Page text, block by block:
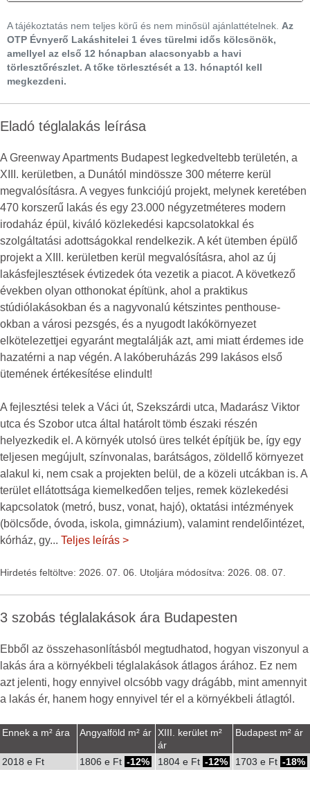
A tájékoztatás nem teljes körű és nem minősül ajánlattételnek. Az
OTP Évnyerő Lakáshitelei 1 éves türelmi idős kölcsönök,
amellyel az első 12 hónapban alacsonyabb a havi
törlesztőrészlet. A tőke törlesztését a 13. hónaptól kell
megkezdeni.
Eladó téglalakás leírása
A Greenway Apartments Budapest legkedveltebb területén, a
XIII. kerületben, a Dunától mindössze 300 méterre kerül
megvalósításra. A vegyes funkciójú projekt, melynek keretében
470 korszerű lakás és egy 23.000 négyzetméteres modern
irodaház épül, kiváló közlekedési kapcsolatokkal és
szolgáltatási adottságokkal rendelkezik. A két ütemben épülő
projekt a XIII. kerületben kerül megvalósításra, ahol az új
lakásfejlesztések évtizedek óta vezetik a piacot. A következő
években olyan otthonokat építünk, ahol a praktikus
stúdiólakásokban és a nagyvonalú kétszintes penthouse-
okban a városi pezsgés, és a nyugodt lakókörnyezet
elkötelezettjei egyaránt megtalálják azt, ami miatt érdemes ide
hazatérni a nap végén. A lakóberuházás 299 lakásos első
ütemének értékesítése elindult!
A fejlesztési telek a Váci út, Szekszárdi utca, Madarász Viktor
utca és Szobor utca által határolt tömb északi részén
helyezkedik el. A környék utolsó üres telkét építjük be, így egy
teljesen megújult, színvonalas, barátságos, zöldellő környezet
alakul ki, nem csak a projekten belül, de a közeli utcákban is. A
terület ellátottsága kiemelkedően teljes, remek közlekedési
kapcsolatok (metró, busz, vonat, hajó), oktatási intézmények
(bölcsőde, óvoda, iskola, gimnázium), valamint rendelőintézet,
kórház, gy... Teljes leírás >
Hirdetés feltöltve: 2026. 07. 06. Utoljára módosítva: 2026. 08. 07.
3 szobás téglalakások ára Budapesten
Ebből az összehasonlításból megtudhatod, hogyan viszonyul a
lakás ára a környékbeli téglalakások átlagos árához. Ez nem
azt jelenti, hogy ennyivel olcsóbb vagy drágább, mint amennyit
a lakás ér, hanem hogy ennyivel tér el a környékbeli átlagtól.
Ennek a m² ára Angyalföld m² ár
XIII. kerület m²
ár
Budapest m² ár
2018 e Ft 1806 e Ft -12% 1804 e Ft -12% 1703 e Ft -18%